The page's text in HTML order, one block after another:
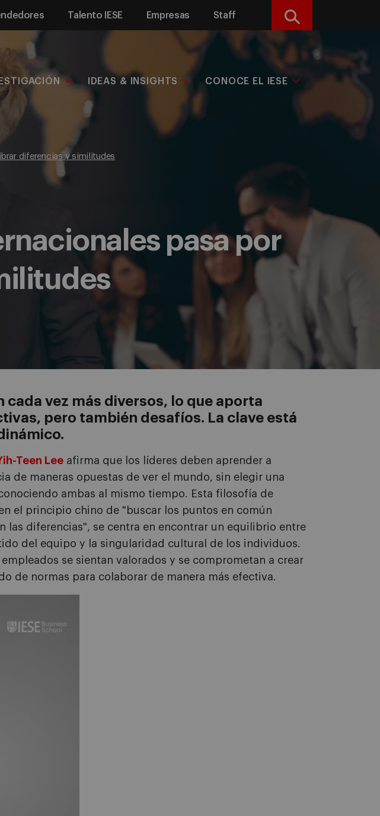
Talento IESE Empresas Staff Buscar
IDEAS & INSIGHTS CONOCE EL IESE
diferencias y similitudes
pasa por
cada vez más diversos, lo que aporta
pero también desafíos. La clave está
Teen Lee afirma que los líderes deben aprender a
de maneras opuestas de ver el mundo, sin elegir una
ambas al mismo tiempo. Esta filosofía de
el principio chino de "buscar los puntos en común
las diferencias", se centra en encontrar un equilibrio entre
del equipo y la singularidad cultural de los individuos.
se sientan valorados y se comprometan a crear
de normas para colaborar de manera más efectiva.